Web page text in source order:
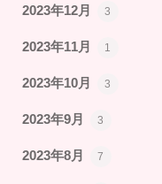
2023年12月 3
2023年11月 1
2023年10月 3
2023年9月 3
2023年8月 7